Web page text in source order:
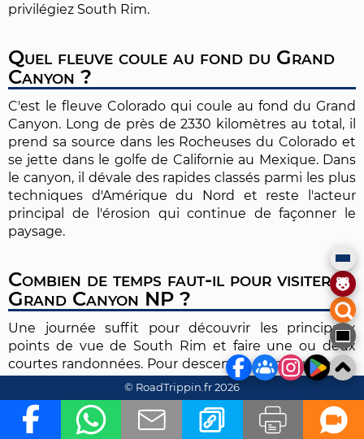
privilégiez South Rim.
Quel fleuve coule au fond du Grand
Canyon ?
C'est le fleuve Colorado qui coule au fond du Grand
Canyon. Long de près de 2330 kilomètres au total, il
prend sa source dans les Rocheuses du Colorado et
se jette dans le golfe de Californie au Mexique. Dans
le canyon, il dévale des rapides classés parmi les plus
techniques d'Amérique du Nord et reste l'acteur
principal de l'érosion qui continue de façonner le
paysage.
Combien de temps faut-il pour visiter
Grand Canyon NP ?
Une journée suffit pour découvrir les principaux
points de vue de South Rim et faire une ou deux
courtes randonnées. Pour descendre jusqu'au fleuve
et remonter, comptez au minimum deux jours (avec
une nuit au camping de Bright Angel, sur réservation
obligatoire). Pour une expérience complète incluant
North Rim ou une randonnée de Rim à Rim,
© RoadTrippin.fr 2026